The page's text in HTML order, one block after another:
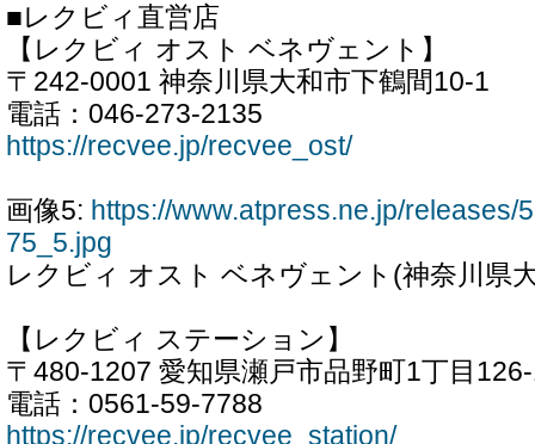
■レクビィ直営店
【レクビィ オスト ベネヴェント】
〒242-0001 神奈川県大和市下鶴間10-1
電話：046-273-2135
https://recvee.jp/recvee_ost/
画像5: https://www.atpress.ne.jp/releases/
75_5.jpg
レクビィ オスト ベネヴェント(神奈川県
【レクビィ ステーション】
〒480-1207 愛知県瀬戸市品野町1丁目
電話：0561-59-7788
https://recvee.jp/recvee_station/